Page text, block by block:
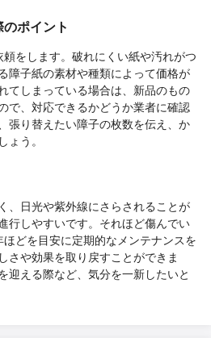
ポイント
をします。破れにくい紙や汚れがつ
障子紙の素材や種類によって価格が
てしまっている場合は、新品のもの
で、対応できるかどうか業者に確認
張り替えたい障子の枚数を伝え、か
う。
、日光や紫外線にさらされることが
行しやすいです。それほど傷んでい
どを目安に定期的なメンテナンスを
さや効果を取り戻すことができま
迎える際など、気分を一新したいと